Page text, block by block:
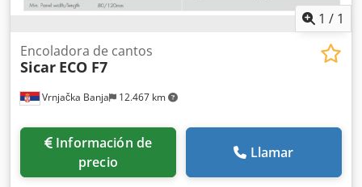
1 / 1
Vrnjačka Banja 12.467 km
Encoladora de cantos
Sicar ECO F7
Información de
precio
Llamar